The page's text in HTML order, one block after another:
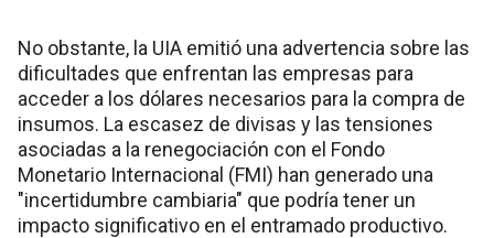
No obstante, la UIA emitió una advertencia sobre las
dificultades que enfrentan las empresas para
acceder a los dólares necesarios para la compra de
insumos. La escasez de divisas y las tensiones
asociadas a la renegociación con el Fondo
Monetario Internacional (FMI) han generado una
"incertidumbre cambiaria" que podría tener un
impacto significativo en el entramado productivo.